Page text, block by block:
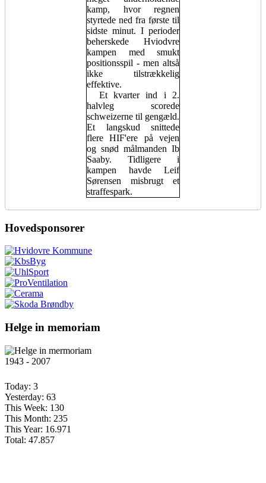
kamp, hvor regnen
styrtede ned fra første til
sidste minut. I perioder
beherskede Hviodvre
kampen med smukt
positionsspil - men altså
ikke tilstrækkelig
effektive.
Et kvarter ind i 2.
halvleg scorede
schweizerne til gengæld.
Et langskud snittede
flere HIF'ere på vejen
og snød målmanden Ib
Saaby. Tidligere i
kampen havde Leif
Sørensen misbrugt et
straffespark.
Hovedsponsorer
Helge in memoriam
1943 - 2007
Today: 3
Yesterday: 63
This Week: 130
This Month: 235
This Year: 16.971
Total: 47.857